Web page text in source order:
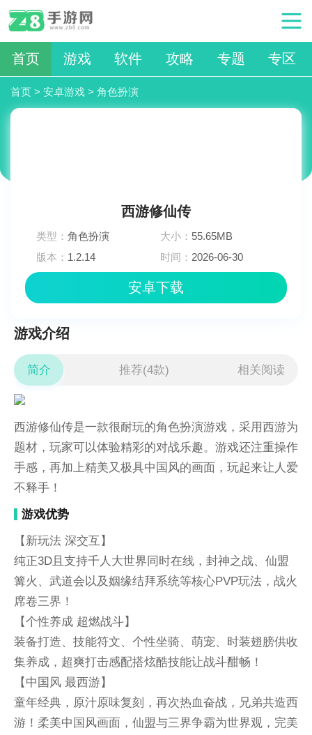
首页 游戏 软件 攻略 专题 专区
首页 > 安卓游戏 > 角色扮演
西游修仙传
类型：角色扮演 大小： 55.65MB
版本： 1.2.14 时间： 2026-06-30
安卓下载
游戏介绍
简介 推荐(4款) 相关阅读
西游修仙传是一款很耐玩的角色扮演游戏，采用西游为
题材，玩家可以体验精彩的对战乐趣。游戏还注重操作
手感，再加上精美又极具中国风的画面，玩起来让人爱
不释手！
游戏优势
【新玩法 深交互】
纯正3D且支持千人大世界同时在线，封神之战、仙盟
篝火、武道会以及姻缘结拜系统等核心PVP玩法，战火
席卷三界！
【个性养成 超燃战斗】
装备打造、技能符文、个性坐骑、萌宠、时装翅膀供收
集养成，超爽打击感配搭炫酷技能让战斗酣畅！
【中国风 最西游】
童年经典，原汁原味复刻，再次热血奋战，兄弟共造西
游！柔美中国风画面，仙盟与三界争霸为世界观，完美